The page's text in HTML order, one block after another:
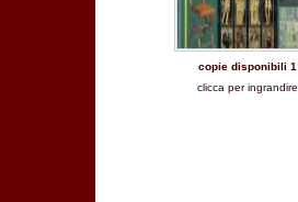
copie disponibili 1
clicca per ingrandire